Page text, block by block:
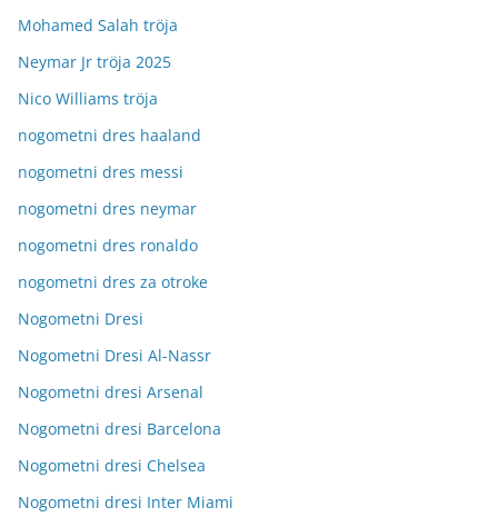
Mohamed Salah tröja
Neymar Jr tröja 2025
Nico Williams tröja
nogometni dres haaland
nogometni dres messi
nogometni dres neymar
nogometni dres ronaldo
nogometni dres za otroke
Nogometni Dresi
Nogometni Dresi Al-Nassr
Nogometni dresi Arsenal
Nogometni dresi Barcelona
Nogometni dresi Chelsea
Nogometni dresi Inter Miami